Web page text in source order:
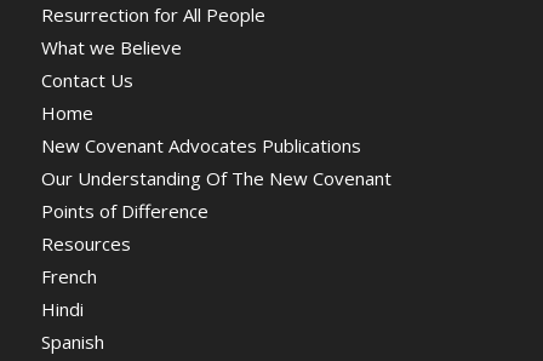
Resurrection for All People
What we Believe
Contact Us
Home
New Covenant Advocates Publications
Our Understanding Of The New Covenant
Points of Difference
Resources
French
Hindi
Spanish